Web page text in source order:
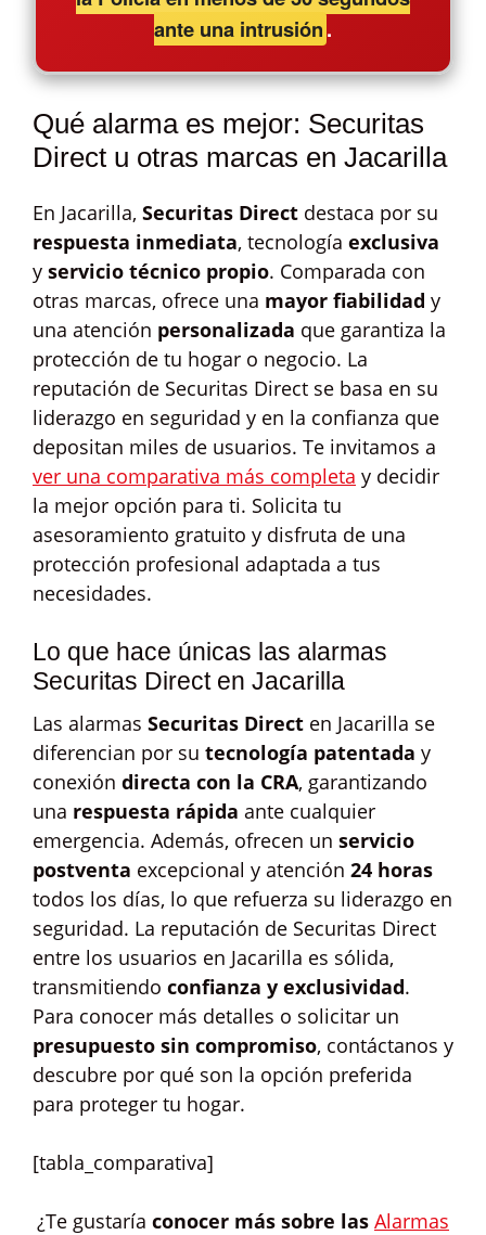
ante una intrusión.
Qué alarma es mejor: Securitas
Direct u otras marcas en Jacarilla
En Jacarilla, Securitas Direct destaca por su
respuesta inmediata, tecnología exclusiva
y servicio técnico propio. Comparada con
otras marcas, ofrece una mayor fiabilidad y
una atención personalizada que garantiza la
protección de tu hogar o negocio. La
reputación de Securitas Direct se basa en su
liderazgo en seguridad y en la confianza que
depositan miles de usuarios. Te invitamos a
ver una comparativa más completa y decidir
la mejor opción para ti. Solicita tu
asesoramiento gratuito y disfruta de una
protección profesional adaptada a tus
necesidades.
Lo que hace únicas las alarmas
Securitas Direct en Jacarilla
Las alarmas Securitas Direct en Jacarilla se
diferencian por su tecnología patentada y
conexión directa con la CRA, garantizando
una respuesta rápida ante cualquier
emergencia. Además, ofrecen un servicio
postventa excepcional y atención 24 horas
todos los días, lo que refuerza su liderazgo en
seguridad. La reputación de Securitas Direct
entre los usuarios en Jacarilla es sólida,
transmitiendo confianza y exclusividad.
Para conocer más detalles o solicitar un
presupuesto sin compromiso, contáctanos y
descubre por qué son la opción preferida
para proteger tu hogar.
[tabla_comparativa]
¿Te gustaría conocer más sobre las Alarmas